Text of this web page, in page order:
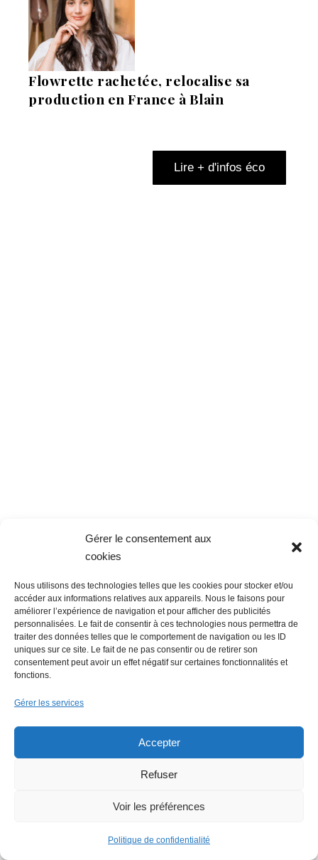
Gérer le consentement aux
cookies
Nous utilisons des technologies telles que les cookies pour stocker et/ou
accéder aux informations relatives aux appareils. Nous le faisons pour
améliorer l’expérience de navigation et pour afficher des publicités
personnalisées. Le fait de consentir à ces technologies nous permettra de
traiter des données telles que le comportement de navigation ou les ID
uniques sur ce site. Le fait de ne pas consentir ou de retirer son
consentement peut avoir un effet négatif sur certaines fonctionnalités et
fonctions.
Gérer les services
Accepter
Refuser
Voir les préférences
Politique de confidentialité
Flowrette rachetée, relocalise sa
production en France à Blain
Lire + d'infos éco
Faire un don (déductible des
impôts) à Hello Gazette
Nantes